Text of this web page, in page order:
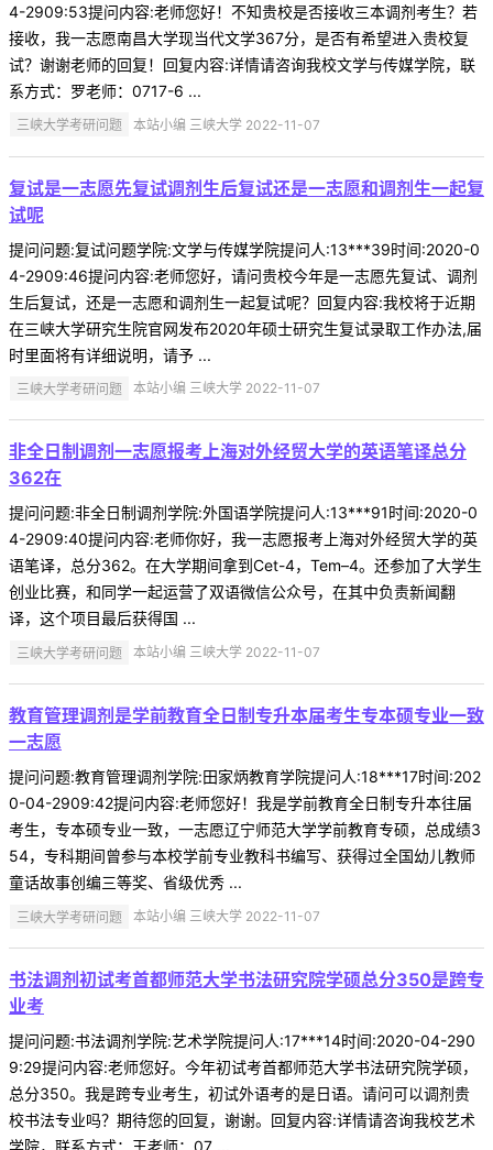
4-2909:53提问内容:老师您好！不知贵校是否接收三本调剂考生？若
接收，我一志愿南昌大学现当代文学367分，是否有希望进入贵校复
试？谢谢老师的回复！回复内容:详情请咨询我校文学与传媒学院，联
系方式：罗老师：0717-6 ...
三峡大学考研问题 本站小编 三峡大学 2022-11-07
复试是一志愿先复试调剂生后复试还是一志愿和调剂生一起复
试呢
提问问题:复试问题学院:文学与传媒学院提问人:13***39时间:2020-0
4-2909:46提问内容:老师您好，请问贵校今年是一志愿先复试、调剂
生后复试，还是一志愿和调剂生一起复试呢？回复内容:我校将于近期
在三峡大学研究生院官网发布2020年硕士研究生复试录取工作办法,届
时里面将有详细说明，请予 ...
三峡大学考研问题 本站小编 三峡大学 2022-11-07
非全日制调剂一志愿报考上海对外经贸大学的英语笔译总分
362在
提问问题:非全日制调剂学院:外国语学院提问人:13***91时间:2020-0
4-2909:40提问内容:老师你好，我一志愿报考上海对外经贸大学的英
语笔译，总分362。在大学期间拿到Cet-4，Tem–4。还参加了大学生
创业比赛，和同学一起运营了双语微信公众号，在其中负责新闻翻
译，这个项目最后获得国 ...
三峡大学考研问题 本站小编 三峡大学 2022-11-07
教育管理调剂是学前教育全日制专升本届考生专本硕专业一致
一志愿
提问问题:教育管理调剂学院:田家炳教育学院提问人:18***17时间:202
0-04-2909:42提问内容:老师您好！我是学前教育全日制专升本往届
考生，专本硕专业一致，一志愿辽宁师范大学学前教育专硕，总成绩3
54，专科期间曾参与本校学前专业教科书编写、获得过全国幼儿教师
童话故事创编三等奖、省级优秀 ...
三峡大学考研问题 本站小编 三峡大学 2022-11-07
书法调剂初试考首都师范大学书法研究院学硕总分350是跨专
业考
提问问题:书法调剂学院:艺术学院提问人:17***14时间:2020-04-290
9:29提问内容:老师您好。今年初试考首都师范大学书法研究院学硕，
总分350。我是跨专业考生，初试外语考的是日语。请问可以调剂贵
校书法专业吗？期待您的回复，谢谢。回复内容:详情请咨询我校艺术